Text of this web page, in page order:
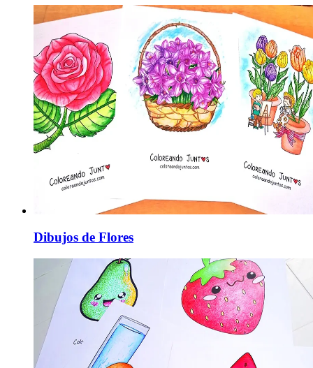
Dibujos de Flores